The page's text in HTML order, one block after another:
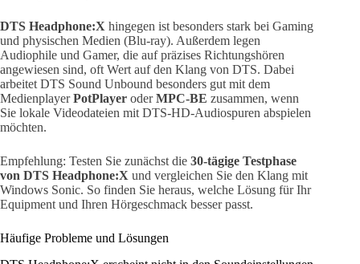
DTS Headphone:X hingegen ist besonders stark bei Gaming
und physischen Medien (Blu-ray). Außerdem legen
Audiophile und Gamer, die auf präzises Richtungshören
angewiesen sind, oft Wert auf den Klang von DTS. Dabei
arbeitet DTS Sound Unbound besonders gut mit dem
MedienplayerPotPlayer oderMPC-BE zusammen, wenn
Sie lokale Videodateien mit DTS-HD-Audiospuren abspielen
möchten.
Empfehlung: Testen Sie zunächst die 30-tägige Testphase
von DTS Headphone:X und vergleichen Sie den Klang mit
Windows Sonic. So finden Sie heraus, welche Lösung für Ihr
Equipment und Ihren Hörgeschmack besser passt.
Häufige Probleme und Lösungen